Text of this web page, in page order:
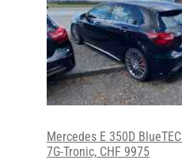
Mercedes E 350D
7G-Tronic, CHF 9975